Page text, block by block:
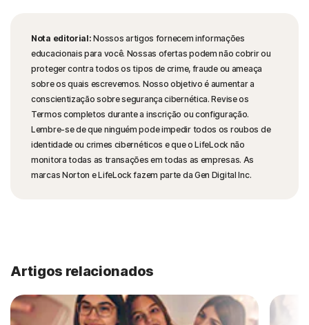
Nota editorial:Nossos artigos fornecem informações
educacionais para você. Nossas ofertas podem não cobrir ou
proteger contra todos os tipos de crime, fraude ou ameaça
sobre os quais escrevemos. Nosso objetivo é aumentar a
conscientização sobre segurança cibernética. Revise os
Termos completos durante a inscrição ou configuração.
Lembre-se de que ninguém pode impedir todos os roubos de
identidade ou crimes cibernéticos e que o LifeLock não
monitora todas as transações em todas as empresas. As
marcas Norton e LifeLock fazem parte da Gen Digital Inc.
Artigos relacionados